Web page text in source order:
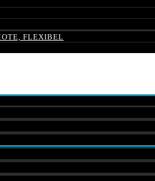
FLEXIBEL